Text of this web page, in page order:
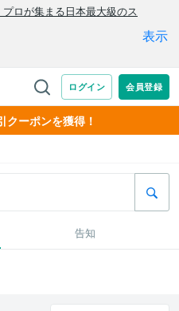
クーポンを獲得！
告知